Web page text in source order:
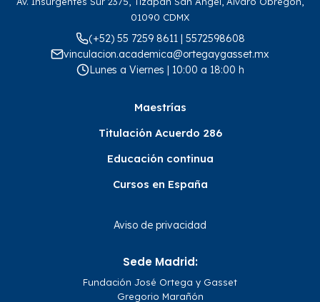
01090 CDMX
(+52) 55 7259 8611 | 5572598608
vinculacion.academica@ortegaygasset.mx
Lunes a Viernes | 10:00 a 18:00 h
Maestrías
Titulación Acuerdo 286
Educación continua
Cursos en España
Aviso de privacidad
Sede Madrid:
Fundación José Ortega y Gasset
Gregorio Marañón